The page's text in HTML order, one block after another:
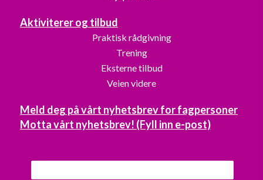
Aktiviterer og tilbud
Praktisk rådgivning
Trening
Eksterne tilbud
Veien videre
Meld deg på vårt nyhetsbrev for fagpersoner
Motta vårt nyhetsbrev! (Fyll inn e-post)